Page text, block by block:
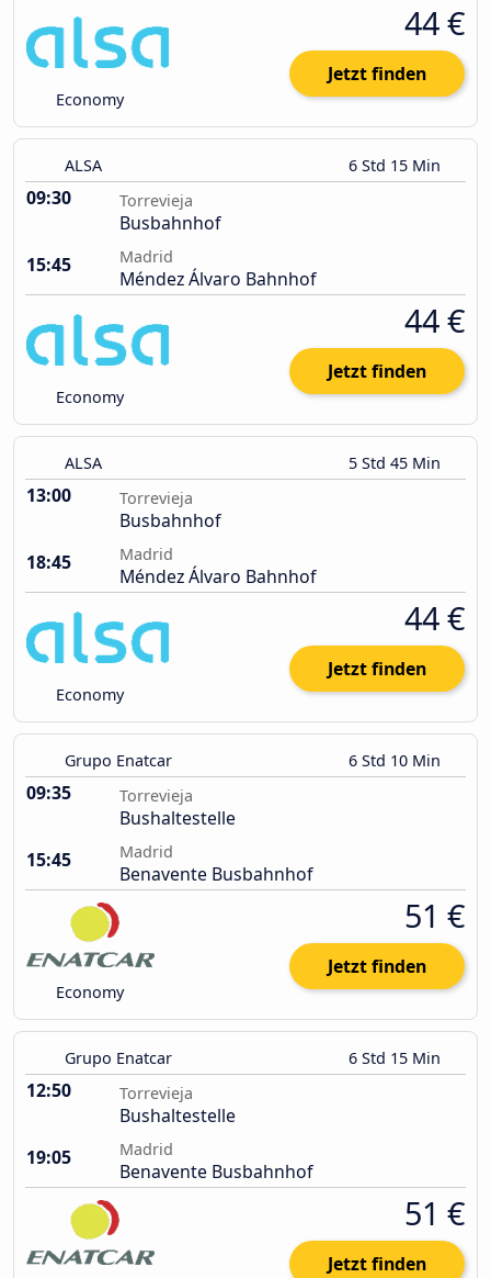
Economy
44 €
Jetzt finden
ALSA 6 Std 15 Min
09:30 Torrevieja
Busbahnhof
15:45
Madrid
Méndez Álvaro Bahnhof
Economy
44 €
Jetzt finden
ALSA 5 Std 45 Min
13:00 Torrevieja
Busbahnhof
18:45
Madrid
Méndez Álvaro Bahnhof
Economy
44 €
Jetzt finden
Grupo Enatcar 6 Std 10 Min
09:35 Torrevieja
Bushaltestelle
15:45
Madrid
Benavente Busbahnhof
Economy
51 €
Jetzt finden
Grupo Enatcar 6 Std 15 Min
12:50 Torrevieja
Bushaltestelle
19:05
Madrid
Benavente Busbahnhof
51 €
Jetzt finden